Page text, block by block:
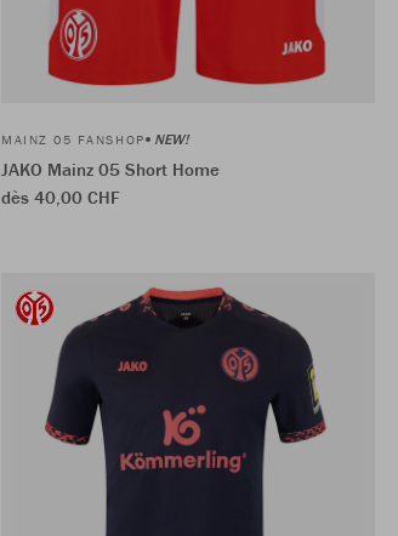
MAINZ 05 FANSHOP NEW!
JAKO Mainz 05 Short Home
dès 40,00 CHF